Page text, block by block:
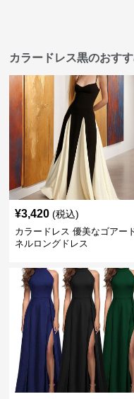
カラードレス黒のおす
¥3,420 (税込)
カラードレス 優美なゴアー
ネルロングドレス